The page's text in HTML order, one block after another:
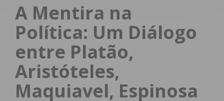
A Mentira na
Política: Um Diálogo
entre Platão,
Aristóteles,
Maquiavel, Espinosa